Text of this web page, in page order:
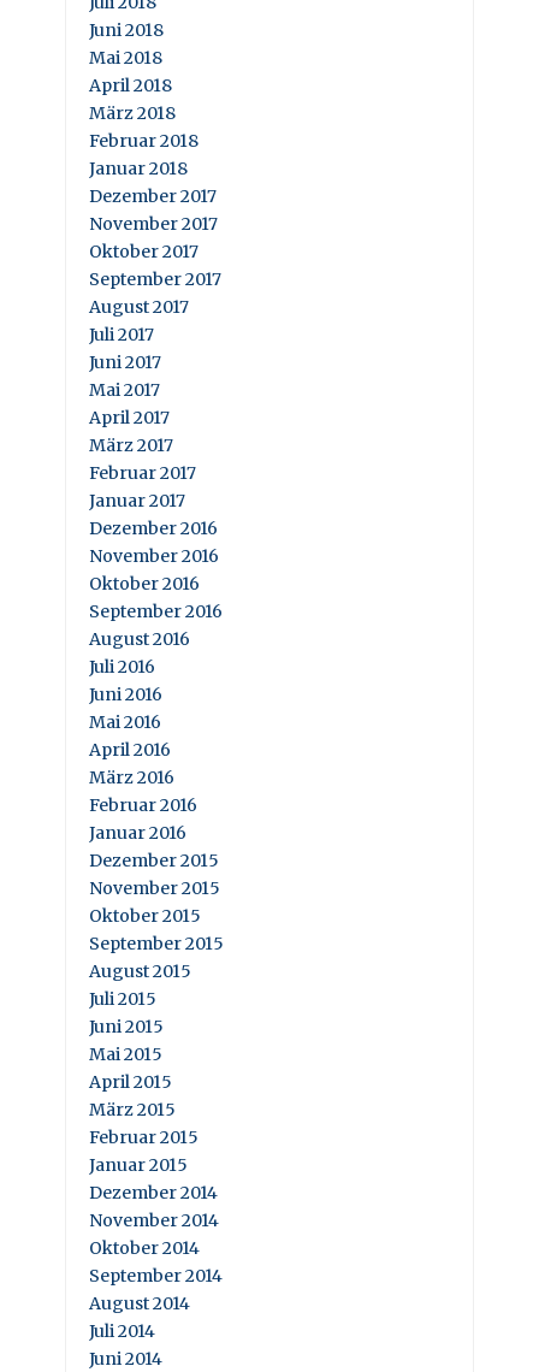
Juni 2018
Mai 2018
April 2018
März 2018
Februar 2018
Januar 2018
Dezember 2017
November 2017
Oktober 2017
September 2017
August 2017
Juli 2017
Juni 2017
Mai 2017
April 2017
März 2017
Februar 2017
Januar 2017
Dezember 2016
November 2016
Oktober 2016
September 2016
August 2016
Juli 2016
Juni 2016
Mai 2016
April 2016
März 2016
Februar 2016
Januar 2016
Dezember 2015
November 2015
Oktober 2015
September 2015
August 2015
Juli 2015
Juni 2015
Mai 2015
April 2015
März 2015
Februar 2015
Januar 2015
Dezember 2014
November 2014
Oktober 2014
September 2014
August 2014
Juli 2014
Juni 2014